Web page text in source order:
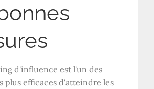
d'influence est l'un des
plus efficaces d'atteindre les